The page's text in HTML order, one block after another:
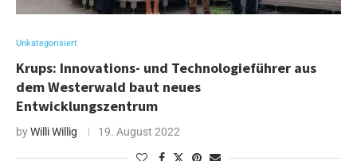
Unkategorisiert
Krups: Innovations- und Technologieführer aus
dem Westerwald baut neues
Entwicklungszentrum
byWilli Willig 19. August 2022